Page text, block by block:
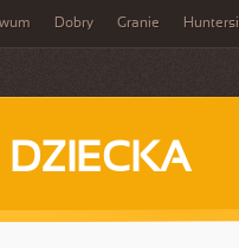
Dobry Granie Huntersi